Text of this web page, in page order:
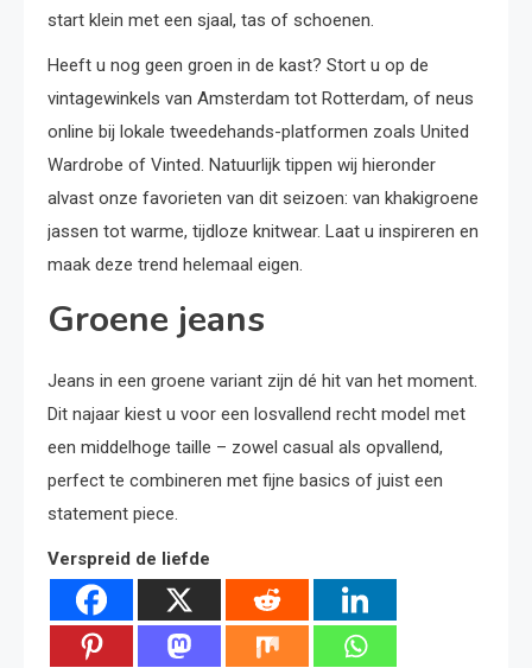
start klein met een sjaal, tas of schoenen.
Heeft u nog geen groen in de kast? Stort u op de
vintagewinkels van Amsterdam tot Rotterdam, of neus
online bij lokale tweedehands-platformen zoals United
Wardrobe of Vinted. Natuurlijk tippen wij hieronder
alvast onze favorieten van dit seizoen: van khakigroene
jassen tot warme, tijdloze knitwear. Laat u inspireren en
maak deze trend helemaal eigen.
Groene jeans
Jeans in een groene variant zijn dé hit van het moment.
Dit najaar kiest u voor een losvallend recht model met
een middelhoge taille – zowel casual als opvallend,
perfect te combineren met fijne basics of juist een
statement piece.
Verspreid de liefde